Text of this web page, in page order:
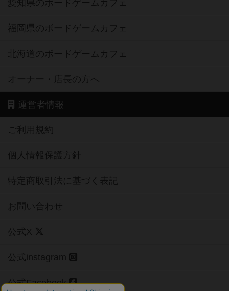
愛知県のボードゲームカフェ
福岡県のボードゲームカフェ
北海道のボードゲームカフェ
オーナー・店長の方へ
運営者情報
ご利用規約
個人情報保護方針
特定商取引法に基づく表記
お問い合わせ
公式X
公式instagram
公式Facebook